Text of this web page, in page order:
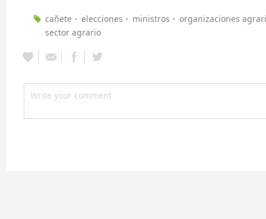
cañete elecciones ministros
organizaciones
sector agrario